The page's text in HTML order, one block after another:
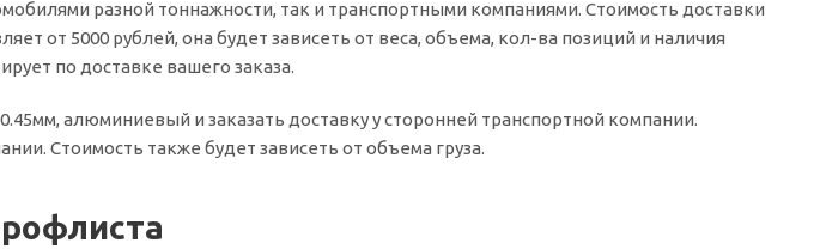
разной тоннажности, так и транспортными компаниями. Стоимость доставки
от 5000 рублей, она будет зависеть от веса, объема, кол-ва позиций и наличия
по доставке вашего заказа.
алюминиевый и заказать доставку у сторонней транспортной компании.
Стоимость также будет зависеть от объема груза.